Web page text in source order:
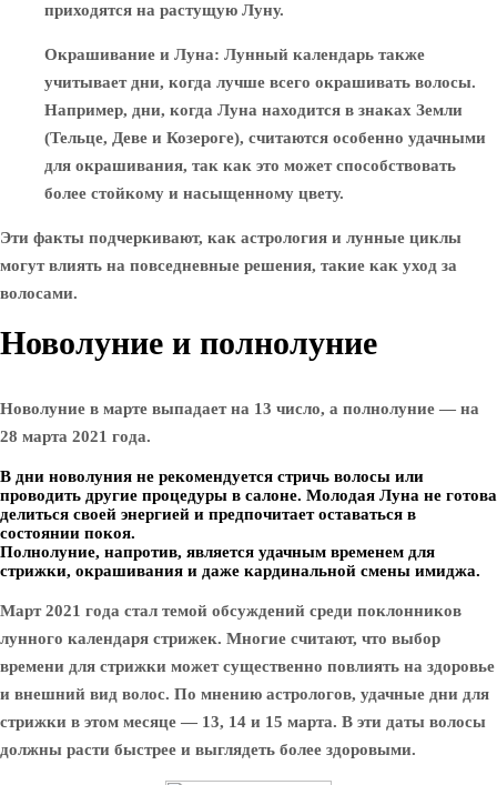
приходятся на растущую Луну.
Окрашивание и Луна: Лунный календарь также
учитывает дни, когда лучше всего окрашивать волосы.
Например, дни, когда Луна находится в знаках Земли
(Тельце, Деве и Козероге), считаются особенно удачными
для окрашивания, так как это может способствовать
более стойкому и насыщенному цвету.
Эти факты подчеркивают, как астрология и лунные циклы
могут влиять на повседневные решения, такие как уход за
волосами.
Новолуние и полнолуние
Новолуние в марте выпадает на 13 число, а полнолуние — на
28 марта 2021 года.
В дни новолуния не рекомендуется стричь волосы или
проводить другие процедуры в салоне. Молодая Луна не готова
делиться своей энергией и предпочитает оставаться в
состоянии покоя.
Полнолуние, напротив, является удачным временем для
стрижки, окрашивания и даже кардинальной смены имиджа.
Март 2021 года стал темой обсуждений среди поклонников
лунного календаря стрижек. Многие считают, что выбор
времени для стрижки может существенно повлиять на здоровье
и внешний вид волос. По мнению астрологов, удачные дни для
стрижки в этом месяце — 13, 14 и 15 марта. В эти даты волосы
должны расти быстрее и выглядеть более здоровыми.